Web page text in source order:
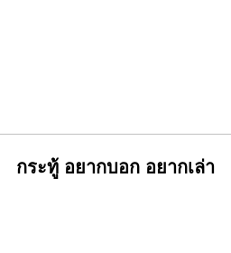
กระทู้ อยากบอก อยากเล่า